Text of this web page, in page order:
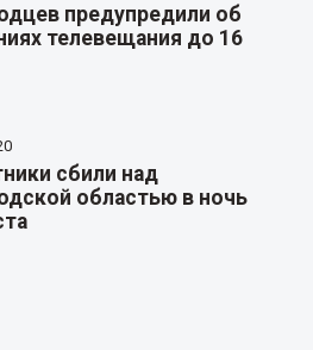
предупредили об
телевещания до 16
сбили над
областью в ночь